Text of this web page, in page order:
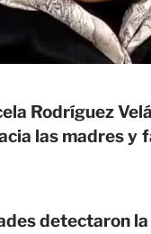
Rodríguez
las madres y
detectaron